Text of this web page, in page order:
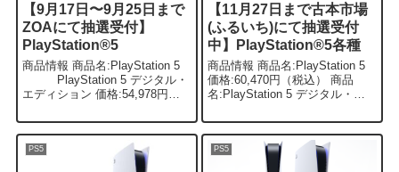
【9月17日〜9月25日まで
ZOAにて抽選受付】
PlayStation®5
商品情報 商品名:PlayStation 5
PlayStation 5 デジタル・
エディション 価格:54,978円
43,978円（税込)PlayStat...
【11月27日まで古本市場
(ふるいち)にて抽選受付
中】PlayStation®5各種
商品情報 商品名:PlayStation 5
価格:60,470円（税込） 商品
名:PlayStation 5 デジタル・エ
込） 商品名:PlayStation 5...
PS5 PS5